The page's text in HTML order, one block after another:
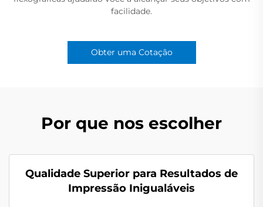
facilidade.
Obter uma Cotação
Por que nos escolher
Qualidade Superior para Resultados de
Impressão Inigualáveis